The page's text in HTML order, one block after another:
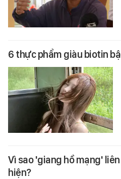
6 thực phẩm giàu biotin
Vì sao 'giang hồ mạng'
hiện?